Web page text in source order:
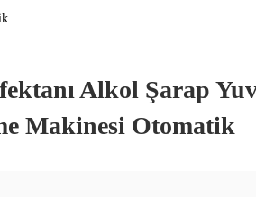
Alkol Şarap
Makinesi Otomatik